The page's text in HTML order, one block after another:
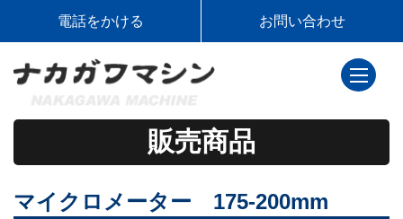
電話をかける お問い合わせ
toggle
販売商品
マイクロメーター 175-200mm